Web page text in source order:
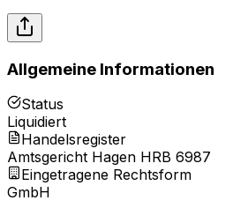
Allgemeine Informationen
Status
Liquidiert
Handelsregister
Amtsgericht Hagen HRB 6987
Eingetragene Rechtsform
GmbH